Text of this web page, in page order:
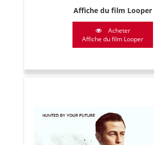
Affiche du film Looper
Acheter
Affiche du film Looper